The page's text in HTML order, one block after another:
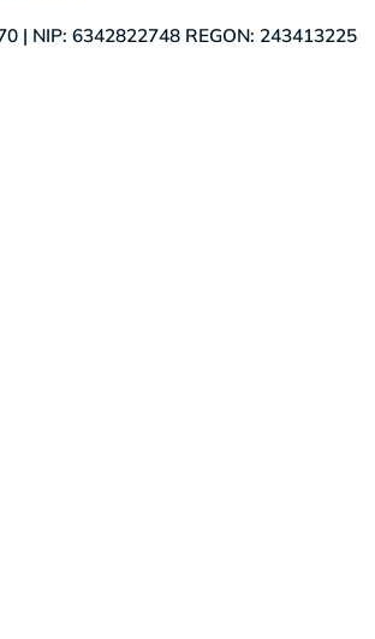
| NIP: 6342822748 REGON: 243413225